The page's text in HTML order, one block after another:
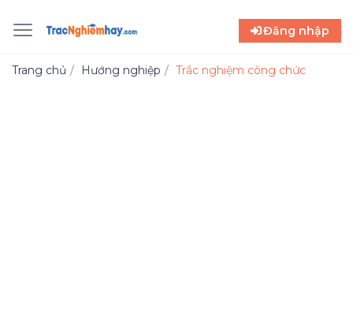
Đăng nhập
Trang chủ Hướng nghiệp Trắc nghiệm công chức